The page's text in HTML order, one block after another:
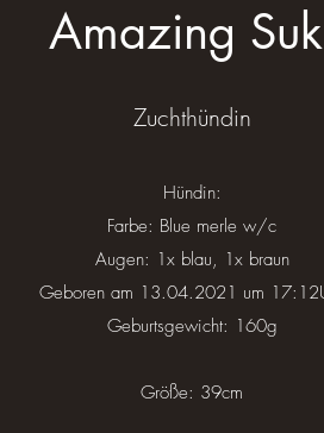
Amazing
Zuchthündin
Hündin:
Farbe: Blue merle w/c
Augen: 1x blau, 1x braun
Geboren am 13.04.2021 um
Geburtsgewicht: 160g
Größe: 39cm